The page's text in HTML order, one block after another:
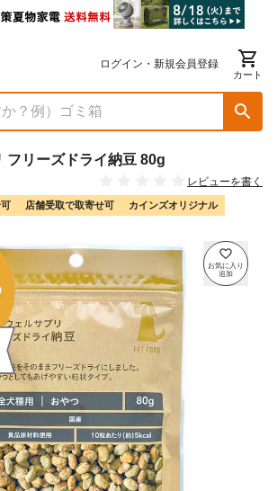
ログイン・新規会員登録
カート
フリーズドライ納豆 80g
レビューを書く
店舗受取で取寄せ可 カインズオリジナル